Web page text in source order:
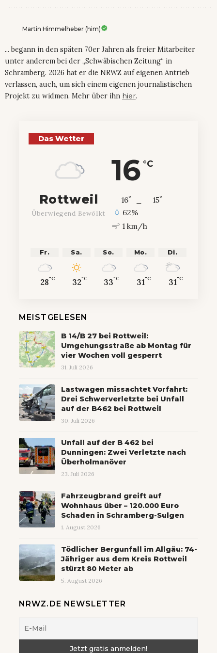
Martin Himmelheber (him)
... begann in den späten 70er Jahren als freier Mitarbeiter
unter anderem bei der „Schwäbischen Zeitung“ in
Schramberg. 2026 hat er die NRWZ auf eigenen Antrieb
verlassen, auch, um sich einem eigenen journalistischen
Projekt zu widmen. Mehr über ihn hier.
Das Wetter
16 °C
Rottweil
Überwiegend Bewölkt
16° 15°
62%
1 km/h
Fr.
28°C
Sa.
32°C
So.
33°C
Mo.
31°C
Di.
31°C
MEISTGELESEN
B 14/B 27 bei Rottweil:
Umgehungsstraße ab Montag für
vier Wochen voll gesperrt
31. Juli 2026
Lastwagen missachtet Vorfahrt:
Drei Schwerverletzte bei Unfall
auf der B462 bei Rottweil
30. Juli 2026
Unfall auf der B 462 bei
Dunningen: Zwei Verletzte nach
Überholmanöver
23. Juli 2026
Fahrzeugbrand greift auf
Wohnhaus über – 120.000 Euro
Schaden in Schramberg-Sulgen
1. August 2026
Tödlicher Bergunfall im Allgäu: 74-
Jähriger aus dem Kreis Rottweil
stürzt 80 Meter ab
5. August 2026
NRWZ.DE NEWSLETTER